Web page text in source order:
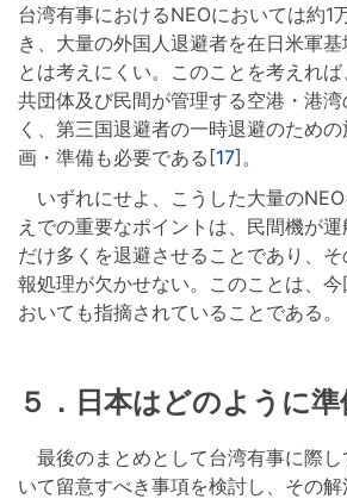
台湾有事におけるNEOにおいては約1
き、大量の外国人退避者を在日米軍
とは考えにくい。このことを考えれ
共団体及び民間が管理する空港・港
く、第三国退避者の一時退避のため
画・準備も必要である[17]。
いずれにせよ、こうした大量の
えでの重要なポイントは、民間機が
だけ多くを退避させることであり、
報処理が欠かせない。このことは、
おいても指摘されていることである。
５．日本はどのように
最後のまとめとして台湾有事に際し
いて留意すべき事項を検討し、その